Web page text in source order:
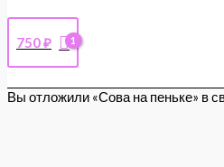
750₽
Вы отложили «Сова на пеньке» в